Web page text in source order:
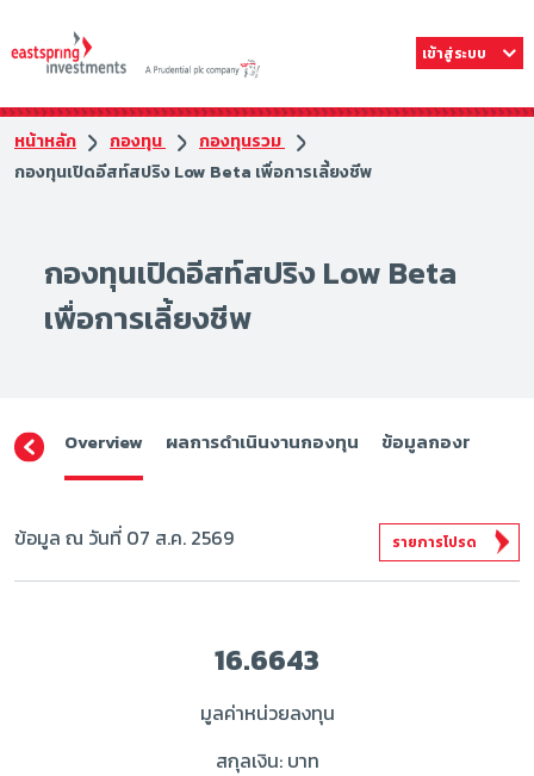
เข้าสู่ระบบ
หน้าหลัก กองทุน
กองทุนรวม
กองทุนเปิดอีสท์สปริง Low Beta เพื่อการเลี้ยงชีพ
กองทุนเปิดอีสท์สปริง Low Beta
เพื่อการเลี้ยงชีพ
Overview ผลการดำเนินงานกองทุน ข้อมูลกองทุน
ข้อมูล ณ วันที่ 07 ส.ค. 2569 รายการโปรด
16.6643
มูลค่าหน่วยลงทุน
สกุลเงิน: บาท